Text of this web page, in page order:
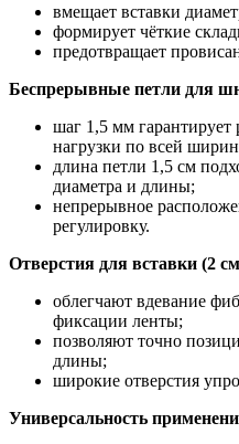
вмещает вставки
формирует чёткие
предотвращает
Беспрерывные петли для
шаг 1,5 мм гарантирует
нагрузки по всей
длина петли 1,5 см
диаметра и длины;
непрерывное
регулировку.
Отверстия для вставки (2
облегчают вдевание
фиксации ленты;
позволяют точно
длины;
широкие отверстия
Универсальность